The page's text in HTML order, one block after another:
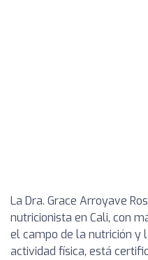
La Dra. Grace Arroyave
nutricionista en Cali, con
el campo de la nutrición y
actividad física, está